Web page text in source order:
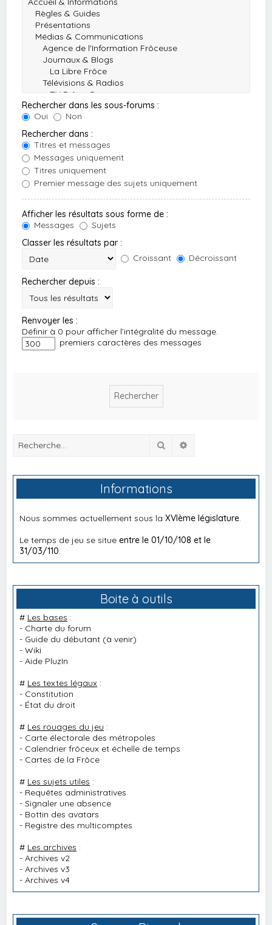
Rechercher dans les sous-forums :
Oui
Non
Rechercher dans :
Titres et messages
Messages uniquement
Titres uniquement
Premier message des sujets uniquement
Afficher les résultats sous forme de :
Messages
Sujets
Classer les résultats par :
Croissant
Décroissant
Rechercher depuis :
Renvoyer les :
Définir à 0 pour afficher l’intégralité du message.
premiers caractères des messages
Rechercher
Informations
Nous sommes actuellement sous laXVIème législature.
Le temps de jeu se situeentre le 01/10/108 et le
31/03/110.
Boite à outils
# Les bases :
- Charte du forum
- Guide du débutant (à venir)
-Wiki
-Aide PluzIn
# Les textes légaux :
- Constitution
- État du droit
# Les rouages du jeu :
- Carte électorale des métropoles
- Calendrier frôceux et échelle de temps
- Cartes de la Frôce
# Les sujets utiles :
- Requêtes administratives
-Signaler une absence
- Bottin des avatars
- Registre des multicomptes
# Les archives :
-Archives v2
-Archives v3
-Archives v4